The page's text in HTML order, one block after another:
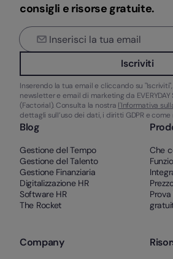
consigli e risorse gratuite.
Iscriviti
Inserendo la tua email e cliccando su
newsletter e email di marketing da EVERYDAY
(Factorial). Consulta la nostra l'Informativa
dettagli sull’uso dei dati, i diritti GDPR e
Blog
Gestione del Tempo
Gestione del Talento
Gestione Finanziaria
Digitalizzazione HR
Software HR
The Rocket
Che
Company